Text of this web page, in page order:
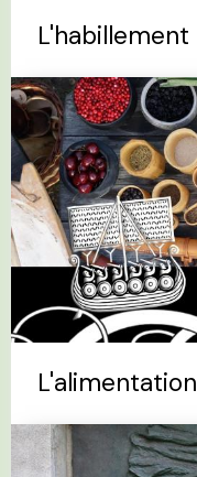
L'habillement
L'alimentation